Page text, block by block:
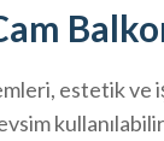
estetik